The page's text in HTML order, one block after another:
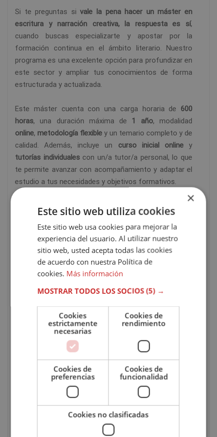
Si te preguntas sivale la pena hacer un máster en
escritura y narración creativa, la respuesta es sí,
cuando buscas especializarte y apostar por la
formación continua en el ámbito literario. Nuestro
programa es una excelente opción para profundizar en
este sector y ampliar tus conocimientos de forma
estructurada y actualizada.
Este máster cuenta con una carga horaria de 600
horas, una duración máxima de 1 año, modalidad
online, metodología flexible y un temario completo y de
calidad. Además, incluye un curso inicial onliney
tutorías individualescon un/a tutor/a personal, lo que
te permite avanzar con acompañamiento y adaptar el
estudio a tus necesidades y objetivos formativos.
Salidas laborales
Gracias a esta formación, podrás desarrollar un perfil
con competencias muy demandadas en distintos
ámbitos relacionados con la escritura y la creación de
contenidos. A lo largo del máster en escritura
profesionales, como:
Creación de contenidos
escritos.
Redaccióncreativa y literaria.
para medios audiovisuales.
Edición y corrección
Proyectos culturales
y editoriales.
Comunicación escrita
y storytelling,
Metodología de estudio
En Sefhor apostamos por un método flexible y
×
Este sitio web utiliza cookies
Este sitio web usa cookies para mejorar la
experiencia del usuario. Al utilizar nuestro
sitio web, usted acepta todas las cookies
de acuerdo con nuestra Política de
cookies. Más información
MOSTRAR TODOS LOS SOCIOS(5) →
Cookies
estrictamente
necesarias
Cookies de
rendimiento
Cookies de
preferencias
Cookies de
funcionalidad
Cookies no clasificadas